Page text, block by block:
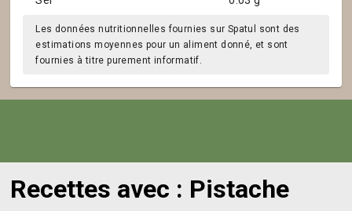
Les données nutritionnelles fournies sur Spatul sont des
estimations moyennes pour un aliment donné, et sont
fournies à titre purement informatif.
Recettes avec : Pistache